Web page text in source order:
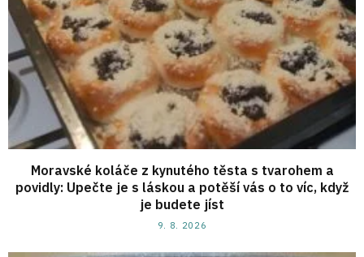
Moravské koláče z kynutého těsta s tvarohem a
povidly: Upečte je s láskou a potěší vás o to víc, když
je budete jíst
9. 8. 2026